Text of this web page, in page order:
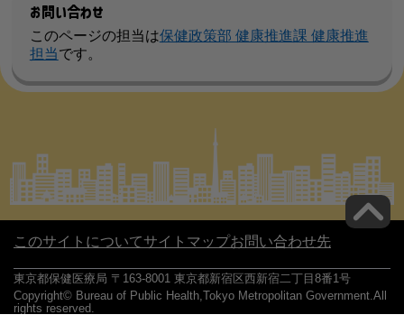
お問い合わせ
このページの担当は保健政策部 健康推進課 健康推進
担当です。
このサイトについてサイトマップお問い合わせ先
東京都保健医療局 〒163-8001 東京都新宿区西新宿二丁目8番1号
Copyright© Bureau of Public Health,Tokyo Metropolitan Government.All
rights reserved.